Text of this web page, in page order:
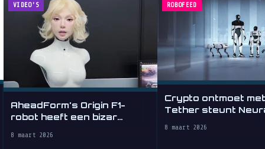
VIDEO'S
AheadForm's Origin F1-
robot heeft een bizar
8 maart 2026
ROBOFEED
Crypto ontmoet
Tether steunt
8 maart 2026